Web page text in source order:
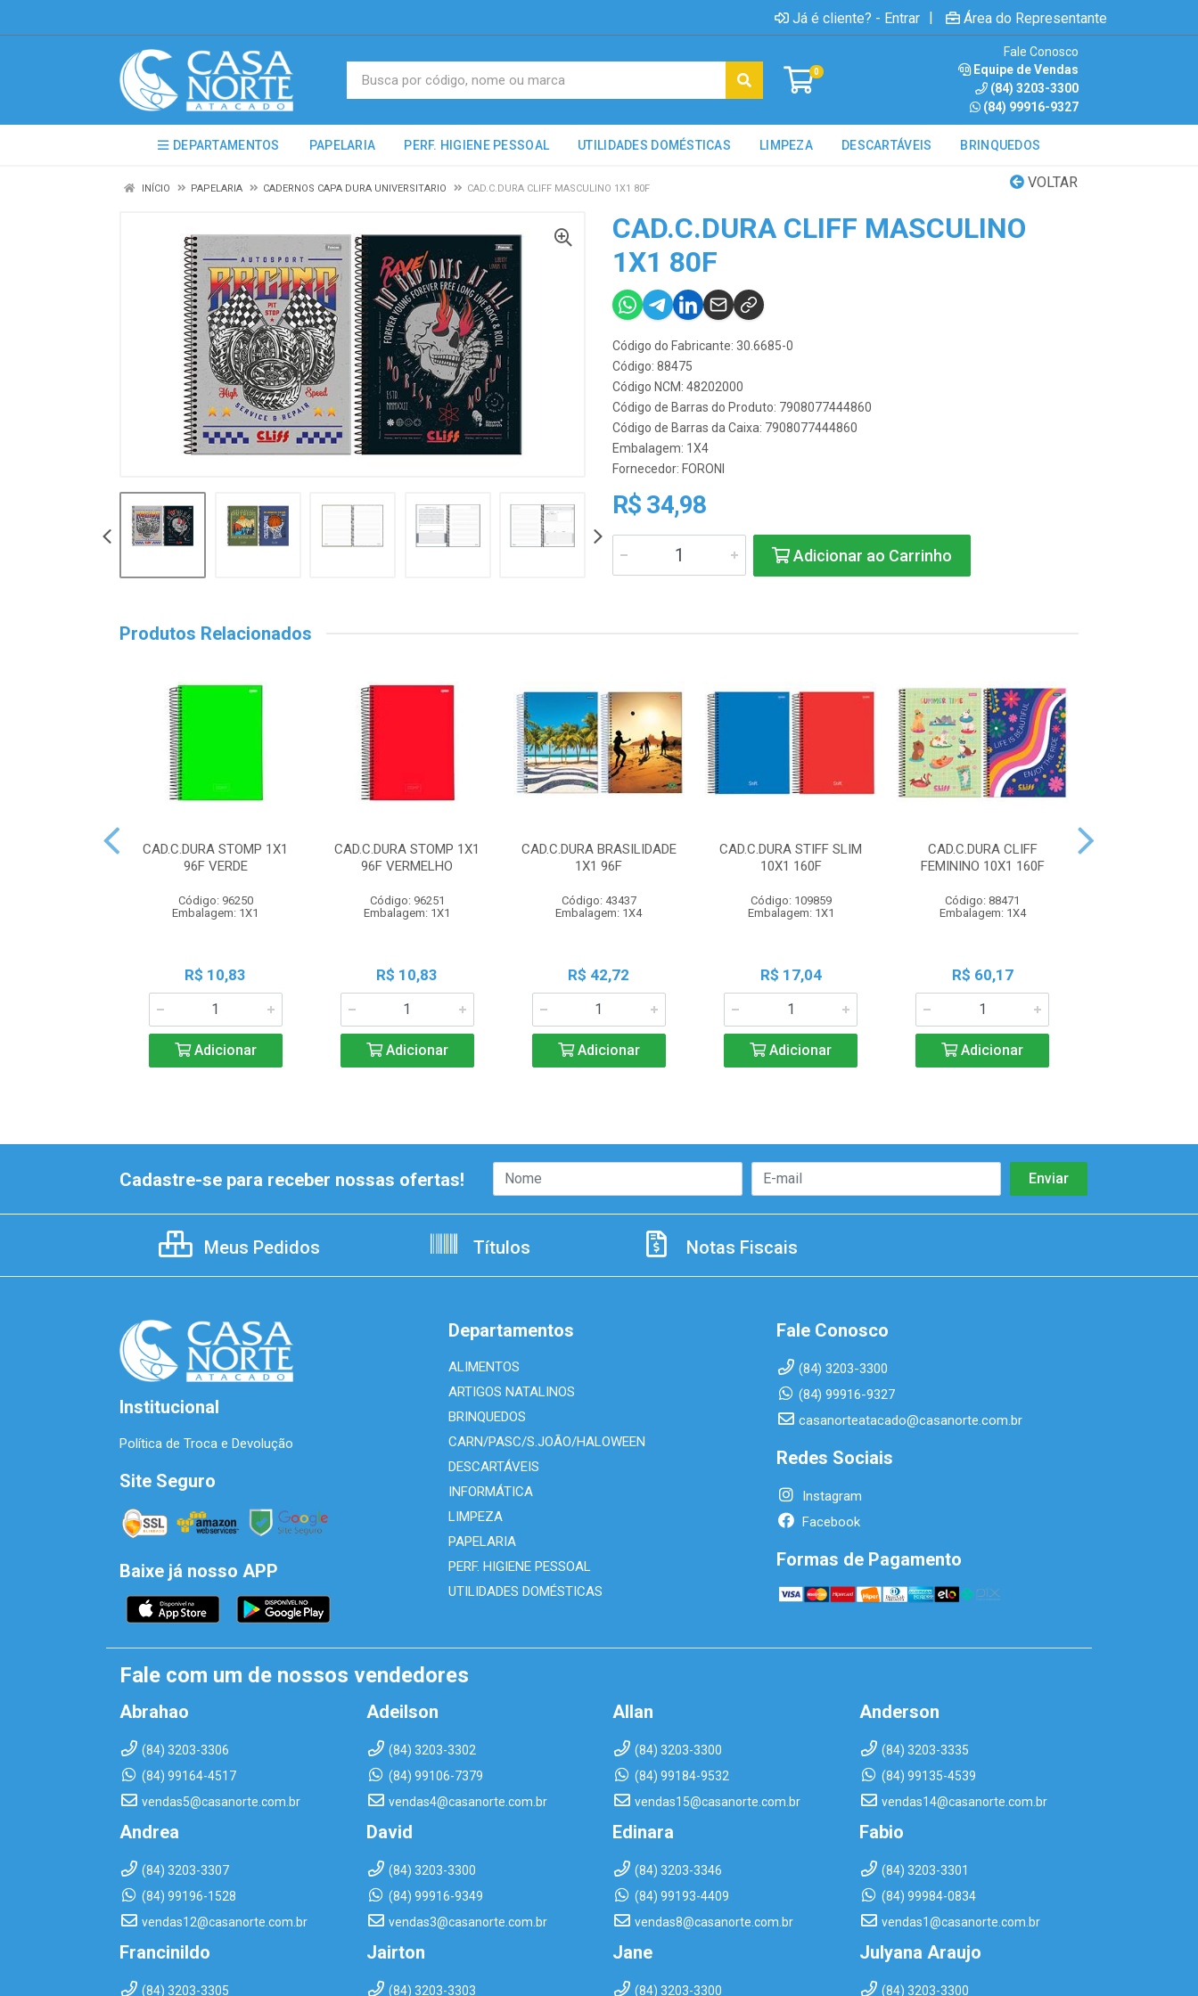
Já é cliente? - Entrar | Área do Representante
0
Fale Conosco
Equipe de Vendas
(84) 3203-3300
(84) 99916-9327
DEPARTAMENTOS PAPELARIA PERF. HIGIENE PESSOAL UTILIDADES DOMÉSTICAS LIMPEZA DESCARTÁVEIS BRINQUEDOS
VOLTAR
INÍCIO PAPELARIA CADERNOS CAPA DURA UNIVERSITARIO CAD.C.DURA CLIFF MASCULINO 1X1 80F
CAD.C.DURA CLIFF MASCULINO
1X1 80F
Código do Fabricante: 30.6685-0
Código: 88475
Código NCM: 48202000
Código de Barras do Produto: 7908077444860
Código de Barras da Caixa: 7908077444860
Embalagem: 1X4
Fornecedor: FORONI
R$ 34,98
Adicionar ao Carrinho
Produtos Relacionados
CAD.C.DURA STOMP 1X1
96F VERDE
Código: 96250
Embalagem: 1X1
R$ 10,83
Adicionar
CAD.C.DURA STOMP 1X1
96F VERMELHO
Código: 96251
Embalagem: 1X1
R$ 10,83
Adicionar
CAD.C.DURA BRASILIDADE
1X1 96F
Código: 43437
Embalagem: 1X4
R$ 42,72
Adicionar
CAD.C.DURA STIFF SLIM
10X1 160F
Código: 109859
Embalagem: 1X1
R$ 17,04
Adicionar
CAD.C.DURA CLIFF
FEMININO 10X1 160F
Código: 88471
Embalagem: 1X4
R$ 60,17
Adicionar
Cadastre-se para receber nossas ofertas!
Meus Pedidos Títulos Notas Fiscais
Institucional
Política de Troca e Devolução
Site Seguro
Baixe já nosso APP
Departamentos
ALIMENTOS
ARTIGOS NATALINOS
BRINQUEDOS
CARN/PASC/S.JOÃO/HALOWEEN
DESCARTÁVEIS
INFORMÁTICA
LIMPEZA
PAPELARIA
PERF. HIGIENE PESSOAL
UTILIDADES DOMÉSTICAS
Fale Conosco
(84) 3203-3300
(84) 99916-9327
casanorteatacado@casanorte.com.br
Redes Sociais
Instagram
Facebook
Formas de Pagamento
Fale com um de nossos vendedores
Abrahao
(84) 3203-3306
(84) 99164-4517
vendas5@casanorte.com.br
Adeilson
(84) 3203-3302
(84) 99106-7379
vendas4@casanorte.com.br
Allan
(84) 3203-3300
(84) 99184-9532
vendas15@casanorte.com.br
Anderson
(84) 3203-3335
(84) 99135-4539
vendas14@casanorte.com.br
Andrea
(84) 3203-3307
(84) 99196-1528
vendas12@casanorte.com.br
David
(84) 3203-3300
(84) 99916-9349
vendas3@casanorte.com.br
Edinara
(84) 3203-3346
(84) 99193-4409
vendas8@casanorte.com.br
Fabio
(84) 3203-3301
(84) 99984-0834
vendas1@casanorte.com.br
Francinildo
(84) 3203-3305
Jairton
(84) 3203-3303
Jane
(84) 3203-3300
Julyana Araujo
(84) 3203-3300